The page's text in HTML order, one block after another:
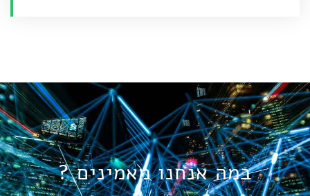
במה אנחנו מאמינים ?